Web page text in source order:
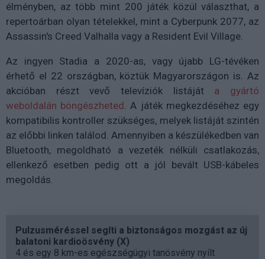
élményben, az több mint 200 játék közül választhat, a
repertoárban olyan tételekkel, mint a Cyberpunk 2077, az
Assassin's Creed Valhalla vagy a Resident Evil Village.
Az ingyen Stadia a 2020-as, vagy újabb LG-tévéken
érhető el 22 országban, köztük Magyarországon is. Az
akcióban részt vevő televíziók listáját a gyártó
weboldalán böngészheted. A játék megkezdéséhez egy
kompatibilis kontroller szükséges, melyek listáját szintén
az előbbi linken találod. Amennyiben a készülékedben van
Bluetooth, megoldható a vezeték nélküli csatlakozás,
ellenkező esetben pedig ott a jól bevált USB-kábeles
megoldás.
Pulzusméréssel segíti a biztonságos mozgást az új
balatoni kardioösvény (X)
4 és egy 8 km-es egészségügyi tanösvény nyílt